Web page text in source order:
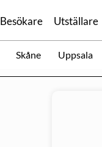
Besökare Utställare
Skåne Uppsala